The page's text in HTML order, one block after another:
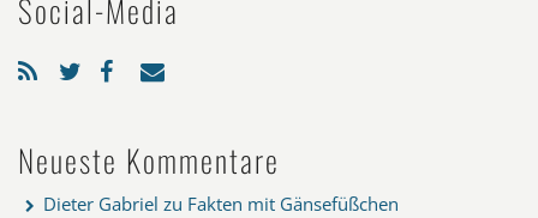
Social-Media
Neueste Kommentare
Dieter Gabriel zu Fakten mit Gänsefüßchen